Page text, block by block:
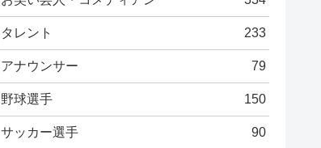
タレント 233
アナウンサー 79
野球選手 150
サッカー選手 90